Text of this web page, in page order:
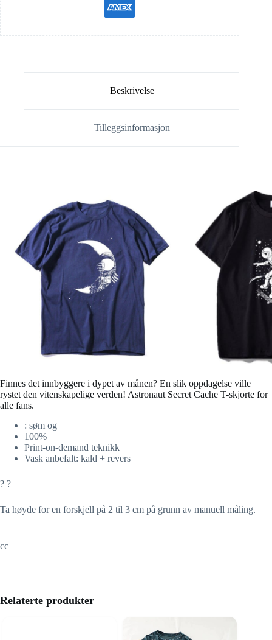
Beskrivelse
Tilleggsinformasjon
Finnes det innbyggere i dypet av månen? En slik oppdagelse ville
rystet den vitenskapelige verden! Astronaut Secret Cache T-skjorte for
alle fans.
: søm og
100%
Print-on-demand teknikk
Vask anbefalt: kald + revers
? ?
Ta høyde for en forskjell på 2 til 3 cm på grunn av manuell måling.
cc
Relaterte produkter